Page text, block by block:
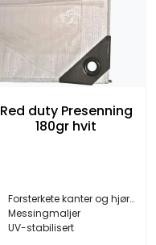
Red duty Presenning
180gr hvit
Forsterkete kanter og hjørner
Messingmaljer
UV-stabilisert